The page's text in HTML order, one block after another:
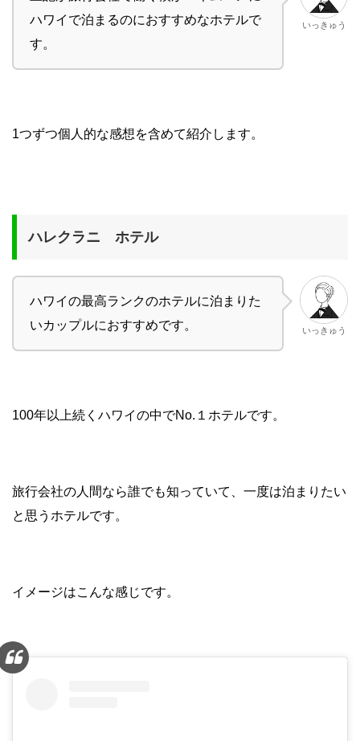
ハワイで泊まるのにおすすめなホテルで
す。
いっきゅう
1つずつ個人的な感想を含めて紹介します。
ハレクラニ ホテル
ハワイの最高ランクのホテルに泊まりた
いカップルにおすすめです。
いっきゅう
100年以上続くハワイの中でNo.１ホテルです。
旅行会社の人間なら誰でも知っていて、一度は泊まりたい
と思うホテルです。
イメージはこんな感じです。